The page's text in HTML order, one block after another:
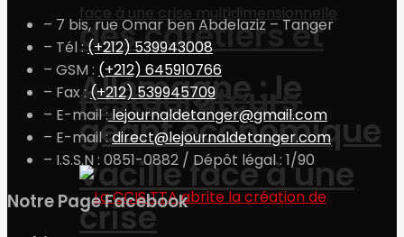
Allemagne : le
géant économique
vacille face à une
crise
des cafetiers et
restaurateurs
– 7 bis, rue Omar ben Abdelaziz – Tanger
– Tél :(+212) 539943008
– GSM : (+212) 645910766
– Fax :(+212) 539945709
– E-mail :lejournaldetanger@gmail.com
– E-mail :direct@lejournaldetanger.com
– I.S.S.N : 0851-0882 / Dépôt légal : 1/90
Notre Page Facebook